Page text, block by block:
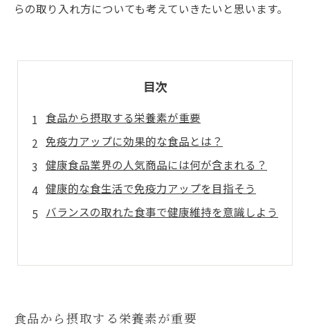
らの取り入れ方についても考えていきたいと思います。
目次
食品から摂取する栄養素が重要
免疫力アップに効果的な食品とは？
健康食品業界の人気商品には何が含まれる？
健康的な食生活で免疫力アップを目指そう
バランスの取れた食事で健康維持を意識しよう
食品から摂取する栄養素が重要